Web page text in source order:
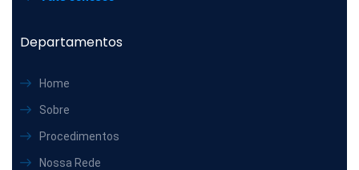
Departamentos
Home
Sobre
Procedimentos
Nossa Rede